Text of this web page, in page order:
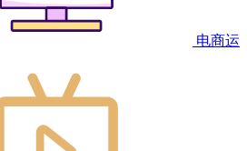
电商运